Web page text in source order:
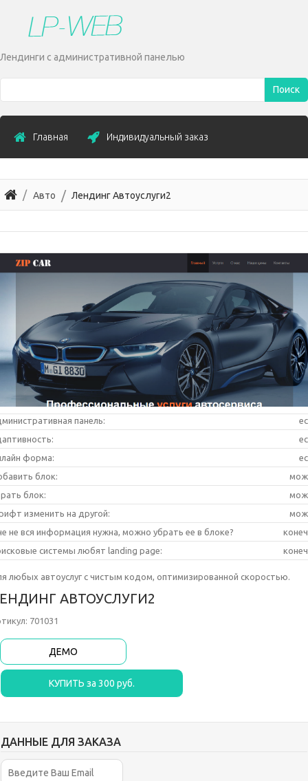
Лендинги с административной панелью
Поиск
Главная Индивидуальный заказ
Авто Лендинг Автоуслуги2
панель:
форма:
блок:
блок:
изменить на другой:
не вся информация нужна, можно убрать ее в блоке?
системы любят landing page:
любых автоуслуг с чистым кодом, оптимизированной скоростью.
АВТОУСЛУГИ2
701031
ДЕМО
ДАННЫЕ ДЛЯ ЗАКАЗА